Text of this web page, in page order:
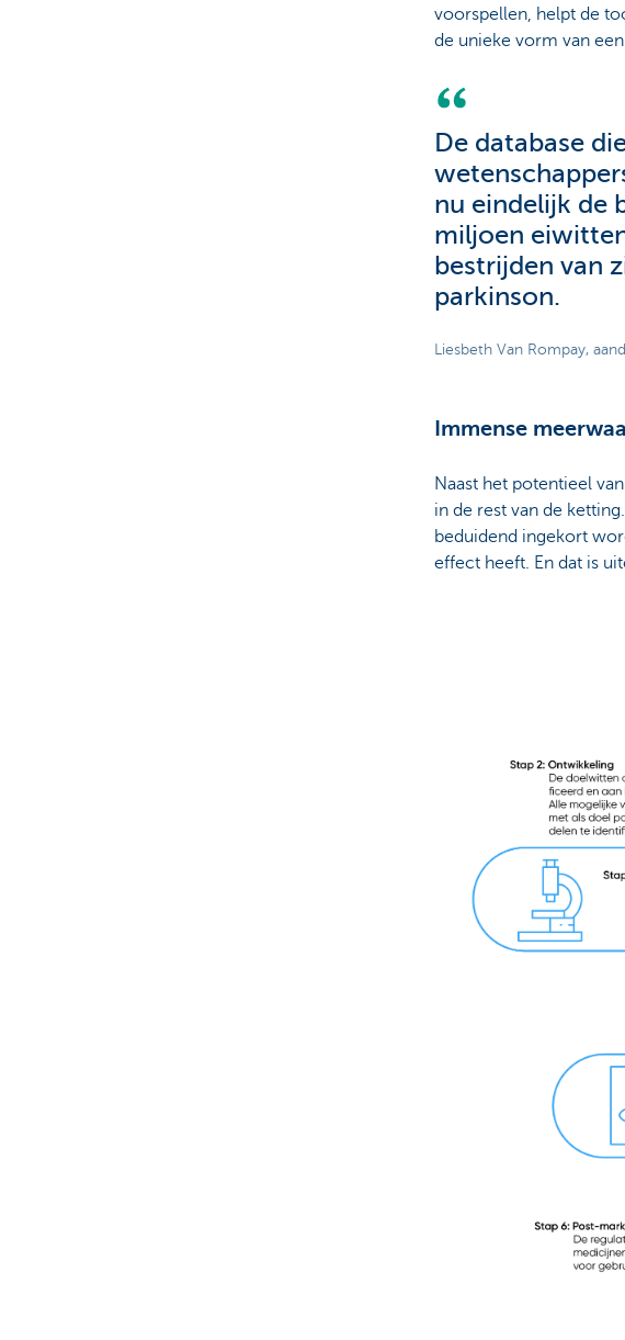
voorspellen, helpt de
de unieke vorm van
De database
nu eindelijk de
miljoen
bestrijden van
parkinson.
Liesbeth Van Rompay,
Immense
Naast het potentieel
in de rest van de
beduidend ingekort
effect heeft. En dat is